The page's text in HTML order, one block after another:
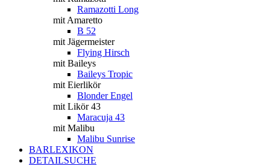
Ramazotti Long
mit Amaretto
B 52
mit Jägermeister
Flying Hirsch
mit Baileys
Baileys Tropic
mit Eierlikör
Blonder Engel
mit Likör 43
Maracuja 43
mit Malibu
Malibu Sunrise
BARLEXIKON
DETAILSUCHE